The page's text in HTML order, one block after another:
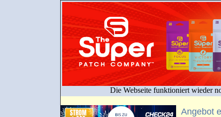
Die Webseite funktioniert wieder
Angebot